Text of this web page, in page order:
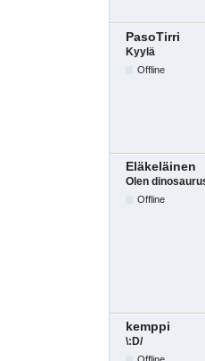
PasoTirri
Kyylä
Offline
Eläkeläinen
Olen
Offline
kemppi
\:D/